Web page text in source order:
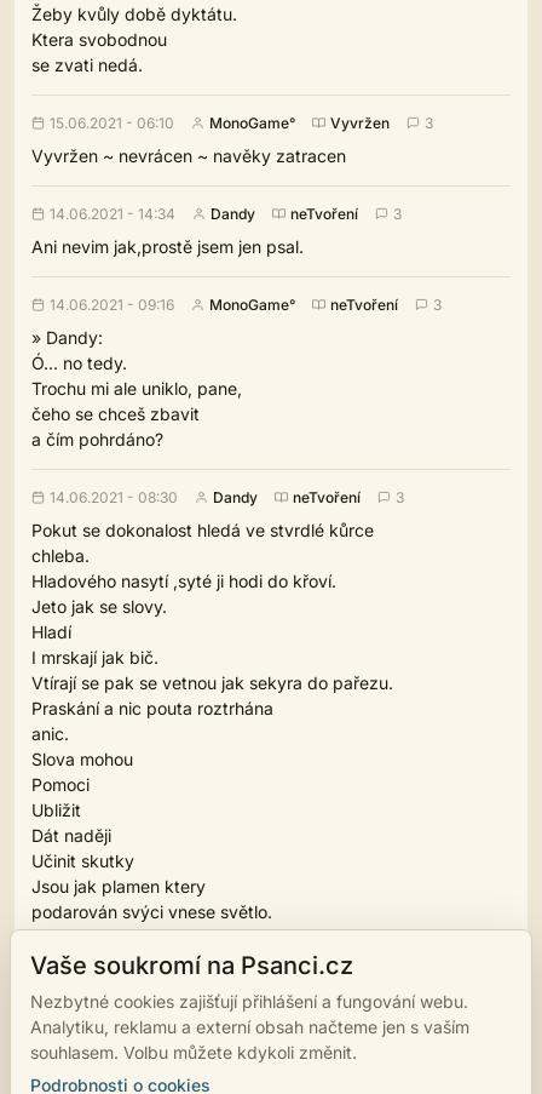
Žeby kvůly době dyktátu.
Ktera svobodnou
se zvati nedá.
15.06.2021 - 06:10 MonoGame° Vyvržen 3
Vyvržen ~ nevrácen ~ navěky zatracen
14.06.2021 - 14:34 Dandy neTvoření 3
Ani nevim jak,prostě jsem jen psal.
14.06.2021 - 09:16 MonoGame° neTvoření 3
» Dandy:
Ó... no tedy.
Trochu mi ale uniklo, pane,
čeho se chceš zbavit
a čím pohrdáno?
14.06.2021 - 08:30 Dandy neTvoření 3
Pokut se dokonalost hledá ve stvrdlé kůrce
chleba.
Hladového nasytí ,syté ji hodi do křoví.
Jeto jak se slovy.
Hladí
I mrskají jak bič.
Vtírají se pak se vetnou jak sekyra do pařezu.
Praskání a nic pouta roztrhána
anic.
Slova mohou
Pomoci
Ubližit
Dát naději
Učinit skutky
Jsou jak plamen ktery
podarován svýci vnese světlo.
Jak dlouho bude hořet je jen vnás.
Pohrdánim se ničeho nezbavime
‹ 1 2 3 ›
Vaše soukromí na Psanci.cz
Nezbytné cookies zajišťují přihlášení a fungování webu.
Analytiku, reklamu a externí obsah načteme jen s vaším
souhlasem. Volbu můžete kdykoli změnit.
Podrobnosti o cookies